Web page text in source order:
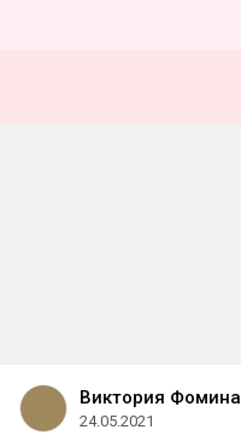
Виктория Фомина
24.05.2021